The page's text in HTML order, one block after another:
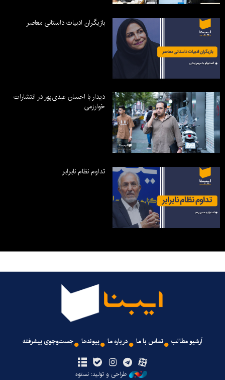
بازیگران ادبیات داستانی معاصر
دیدار با احسان عبدی‌پور در انتشارات
خوارزمی
تداوم نظام نابرابر
آرشیو مطالب تماس با ما درباره ما پیوندها جست‌وجوی پیشرفته
طراحی و تولید: نستوه